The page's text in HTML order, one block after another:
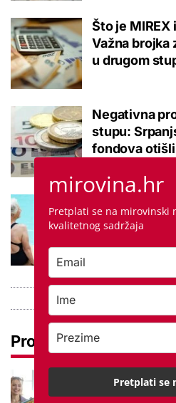
Što je MIREX
Važna brojka
u drugom
Negativna
stupu:
fondova
besplatno:
ohladiti
Pročitaj još
Među
burzi samo
mirovina.hr
Pretplati se na mirovinski
kvalitetnog sadržaja
Pretplati se